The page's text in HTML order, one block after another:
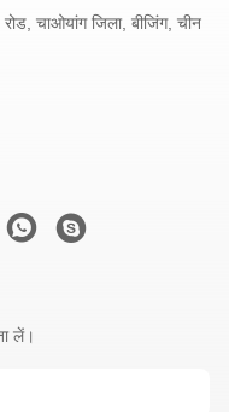
चाओयांग जिला, बीजिंग, चीन
लें।